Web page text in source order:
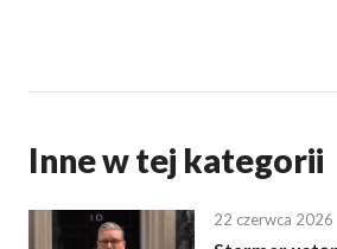
Inne w tej kategorii
22 czerwca 2026